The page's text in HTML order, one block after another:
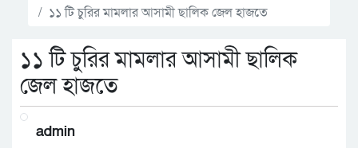
১১ টি চুরির মামলার আসামী ছালিক জেল হাজতে
১১ টি চুরির মামলার আসামী ছালিক
জেল হাজতে
admin